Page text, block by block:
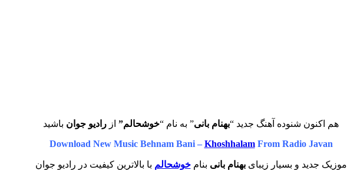
هم اکنون شنوده آهنگ جدید “بهنام بانی” به نام “خوشحالم” از رادیو جوان باشید
Download New Music Behnam Bani – KhoshhalamFrom Radio Javan
موزیک جدید و بسیار زیبای بهنام بانی بنام خوشحالم با بالاترین کیفیت در رادیو جوان